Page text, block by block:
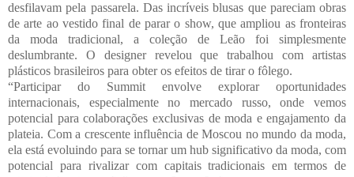
desfilavam pela passarela. Das incríveis blusas que pareciam obras
de arte ao vestido final de parar o show, que ampliou as fronteiras
da moda tradicional, a coleção de Leão foi simplesmente
deslumbrante. O designer revelou que trabalhou com artistas
plásticos brasileiros para obter os efeitos de tirar o fôlego.
“Participar do Summit envolve explorar oportunidades
internacionais, especialmente no mercado russo, onde vemos
potencial para colaborações exclusivas de moda e engajamento da
plateia. Com a crescente influência de Moscou no mundo da moda,
ela está evoluindo para se tornar um hub significativo da moda, com
potencial para rivalizar com capitais tradicionais em termos de